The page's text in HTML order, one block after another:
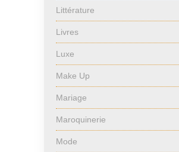
Littérature
Livres
Luxe
Make Up
Mariage
Maroquinerie
Mode